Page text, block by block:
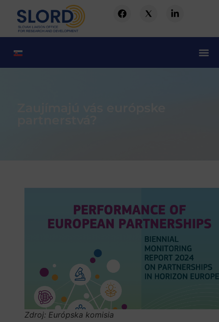
Zdroj: Európska komisia